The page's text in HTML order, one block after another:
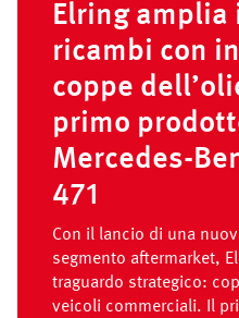
Elring
ricambi con
coppe
primo
Mercedes-
471
Con il lancio di una
segmento aftermarket,
traguardo strategico:
veicoli commerciali. Il